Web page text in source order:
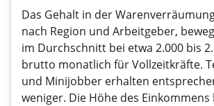
Das Gehalt in der
nach Region und Arbeitgeber,
im Durchschnitt bei etwa 2.000 bis
brutto monatlich für Vollzeitkräfte.
und Minijobber erhalten
weniger. Die Höhe des